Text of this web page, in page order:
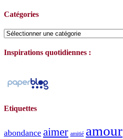
Catégories
Catégories
Inspirations quotidiennes :
Etiquettes
abondance aimer amitié amour